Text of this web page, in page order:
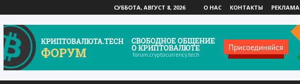
СУББОТА, АВГУСТ 8, 2026 О НАС КОНТАКТЫ РЕКЛАМА